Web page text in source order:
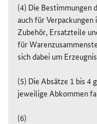
(4) Die Bestimmungen
auch für
Zubehör, Ersatzteile
für
sich dabei um
(5) Die Absätze 1 bis 4
jeweilige Abkommen
(6)